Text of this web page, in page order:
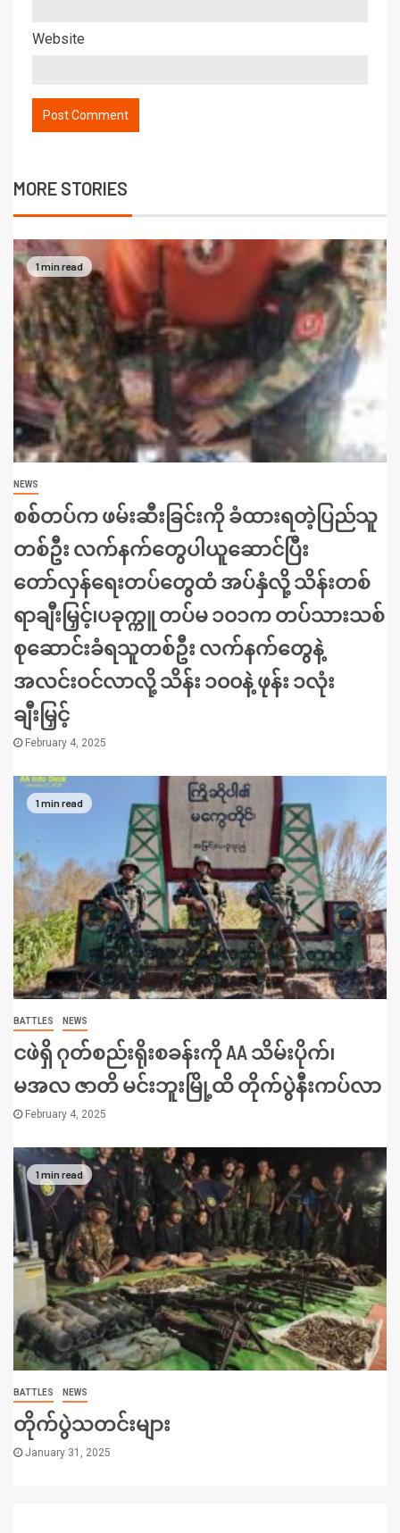
Website
MORE STORIES
1 min read
NEWS
စစ်တပ်က ဖမ်းဆီးခြင်းကို ခံထားရတဲ့ပြည်သူ
တစ်ဦး လက်နက်တွေပါယူဆောင်ပြီး
တော်လှန်ရေးတပ်တွေထံ အပ်နှံလို့ သိန်းတစ်
ရာချီးမြှင့်၊ပခုက္ကူ တပ်မ ၁၀၁က တပ်သားသစ်
စုဆောင်းခံရသူတစ်ဦး လက်နက်တွေနဲ့
အလင်းဝင်လာလို့ သိန်း ၁၀၀နဲ့ ဖုန်း ၁လုံး
ချီးမြှင့်
February 4, 2025
1 min read
BATTLES NEWS
ငဖဲရှိ ဂုတ်စည်းရိုးစခန်းကို AA သိမ်းပိုက်၊
မအလ ဇာတိ မင်းဘူးမြို့ထိ တိုက်ပွဲနီးကပ်လာ
February 4, 2025
1 min read
BATTLES NEWS
တိုက်ပွဲသတင်းများ
January 31, 2025